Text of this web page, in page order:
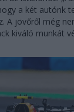
a két autónk
A jövőről még
kiváló munkát